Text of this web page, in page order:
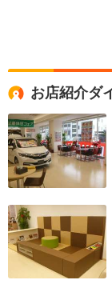
お店紹介ダ